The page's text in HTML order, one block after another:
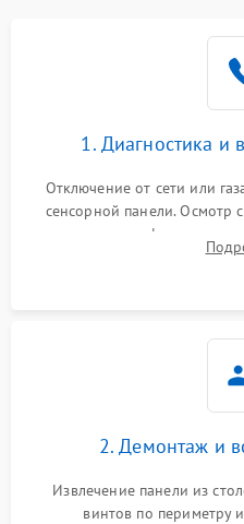
1. Диагностика и
Отключение от сети или
сенсорной панели. Осмотр
проверка конфорок на
клиента о симптомах (не
2. Демонтаж и
Извлечение панели из
винтов по периметру